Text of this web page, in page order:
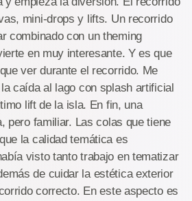
mini-drops y lifts. Un recorrido
combinado con un theming
en muy interesante. Y es que
ver durante el recorrido. Me
caída al lago con splash artificial
lift de la isla. En fin, una
pero familiar. Las colas que tiene
la calidad temática es
visto tanto trabajo en tematizar
de cuidar la estética exterior
correcto. En este aspecto es